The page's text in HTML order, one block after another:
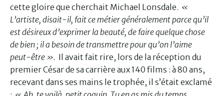
cette gloire que cherchait Michael Lonsdale. «
L’artiste, disait-il, fait ce métier généralement parce qu’il
est désireux d’exprimer la beauté, de faire quelque chose
de bien ; il a besoin de transmettre pour qu’on l’aime
peut-être ». Il avait fait rire, lors de la réception du
premier César de sa carrière aux 140 films : à 80 ans,
recevant dans ses mains le trophée, il s’était exclamé